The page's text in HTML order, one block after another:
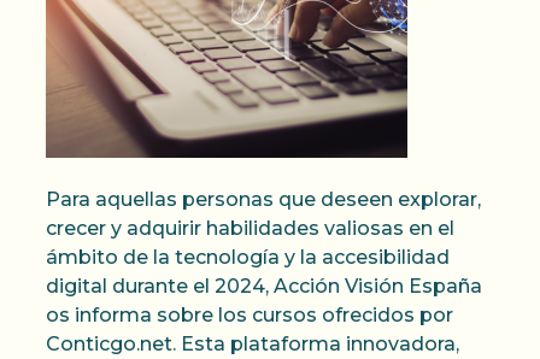
Para aquellas personas que deseen explorar,
crecer y adquirir habilidades valiosas en el
ámbito de la tecnología y la accesibilidad
digital durante el 2024, Acción Visión España
os informa sobre los cursos ofrecidos por
Conticgo.net. Esta plataforma innovadora,